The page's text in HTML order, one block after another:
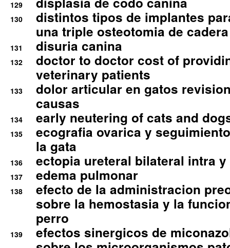
129
130
distintos tipos de implantes
una triple osteotomia de cadera
131 disuria canina
132
doctor to doctor cost of
veterinary patients
133
dolor articular en gatos
causas
134 early neutering of cats and
135
ecografia ovarica y
la gata
136 ectopia ureteral bilateral intra
137 edema pulmonar
138
efecto de la administracion
sobre la hemostasia y la
perro
139
efectos sinergicos de